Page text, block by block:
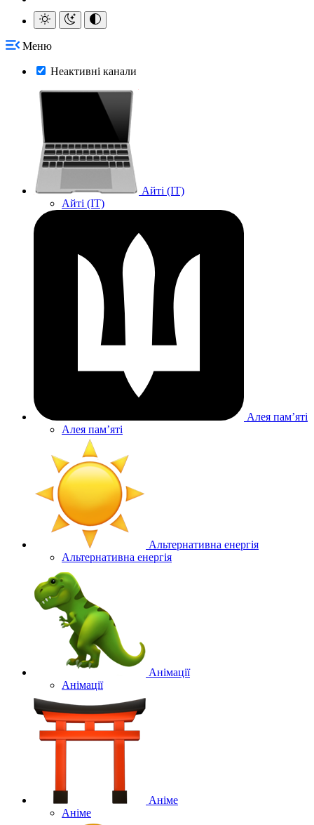
Меню
Неактивні канали
Айті (IT)
Айті (IT)
Алея памʼяті
Алея памʼяті
Альтернативна енергія
Альтернативна енергія
Анімації
Анімації
Аніме
Аніме